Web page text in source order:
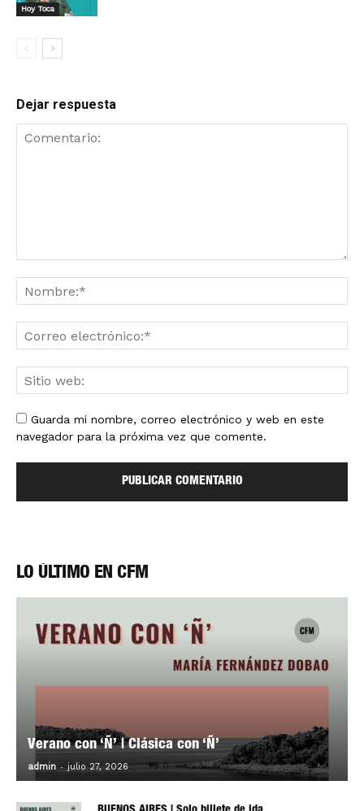
Hoy Toca
Dejar respuesta
Guarda mi nombre, correo electrónico y web en este
navegador para la próxima vez que comente.
LO ÚLTIMO EN CFM
Verano con ‘Ñ’ | Clásica con ‘Ñ’
admin - julio 27, 2026 0